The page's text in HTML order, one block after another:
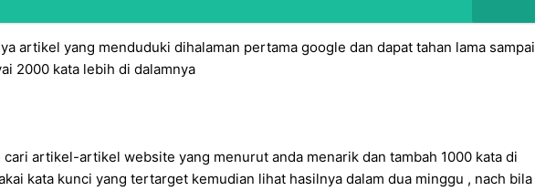
artikel yang menduduki dihalaman pertama google dan dapat tahan lama sampai
2000 kata lebih di dalamnya
cari artikel-artikel website yang menurut anda menarik dan tambah 1000 kata di
kata kunci yang tertarget kemudian lihat hasilnya dalam dua minggu , nach bila